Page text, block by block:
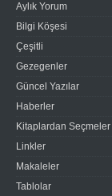
Aylık Yorum
Bilgi Köşesi
Çeşitli
Gezegenler
Güncel Yazılar
Haberler
Kitaplardan Seçmeler
Linkler
Makaleler
Tablolar